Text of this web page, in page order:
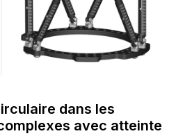
dans les
avec atteinte